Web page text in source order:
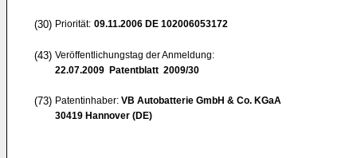
(30) Priorität: 09.11.2006 DE 102006053172
(43) Veröffentlichungstag der Anmeldung:
22.07.2009 Patentblatt 2009/30
(73) Patentinhaber: VB Autobatterie GmbH & Co. KGaA
30419 Hannover (DE)